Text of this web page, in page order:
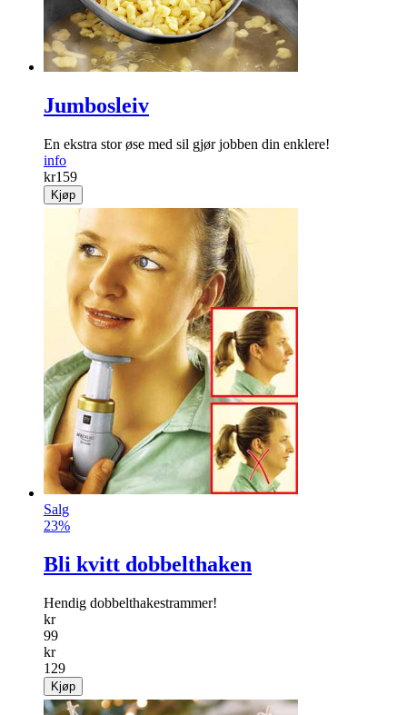
Jumbosleiv
En ekstra stor øse med sil gjør jobben din enklere!
info
kr159
Kjøp